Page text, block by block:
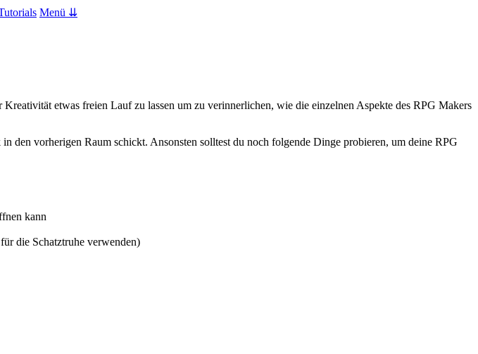
Menü ⇊
etwas freien Lauf zu lassen um zu verinnerlichen, wie die einzelnen Aspekte des RPG Makers
den vorherigen Raum schickt. Ansonsten solltest du noch folgende Dinge probieren, um deine RPG
kann
die Schatztruhe verwenden)